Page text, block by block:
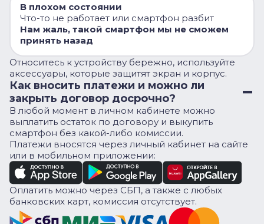
В плохом состоянии
Что-то не работает или смартфон разбит
Нам жаль, такой смартфон мы не сможем
принять назад
Относитесь к устройству бережно, используйте
аксессуары, которые защитят экран и корпус.
Как вносить платежи и можно ли
закрыть договор досрочно?
В любой момент в личном кабинете можно
выплатить остаток по договору и выкупить
смартфон без какой-либо комиссии.
Платежи вносятся через личный кабинет на сайте
или в мобильном приложении:
Оплатить можно через СБП, а также с любых
банковских карт, комиссия отсутствует.